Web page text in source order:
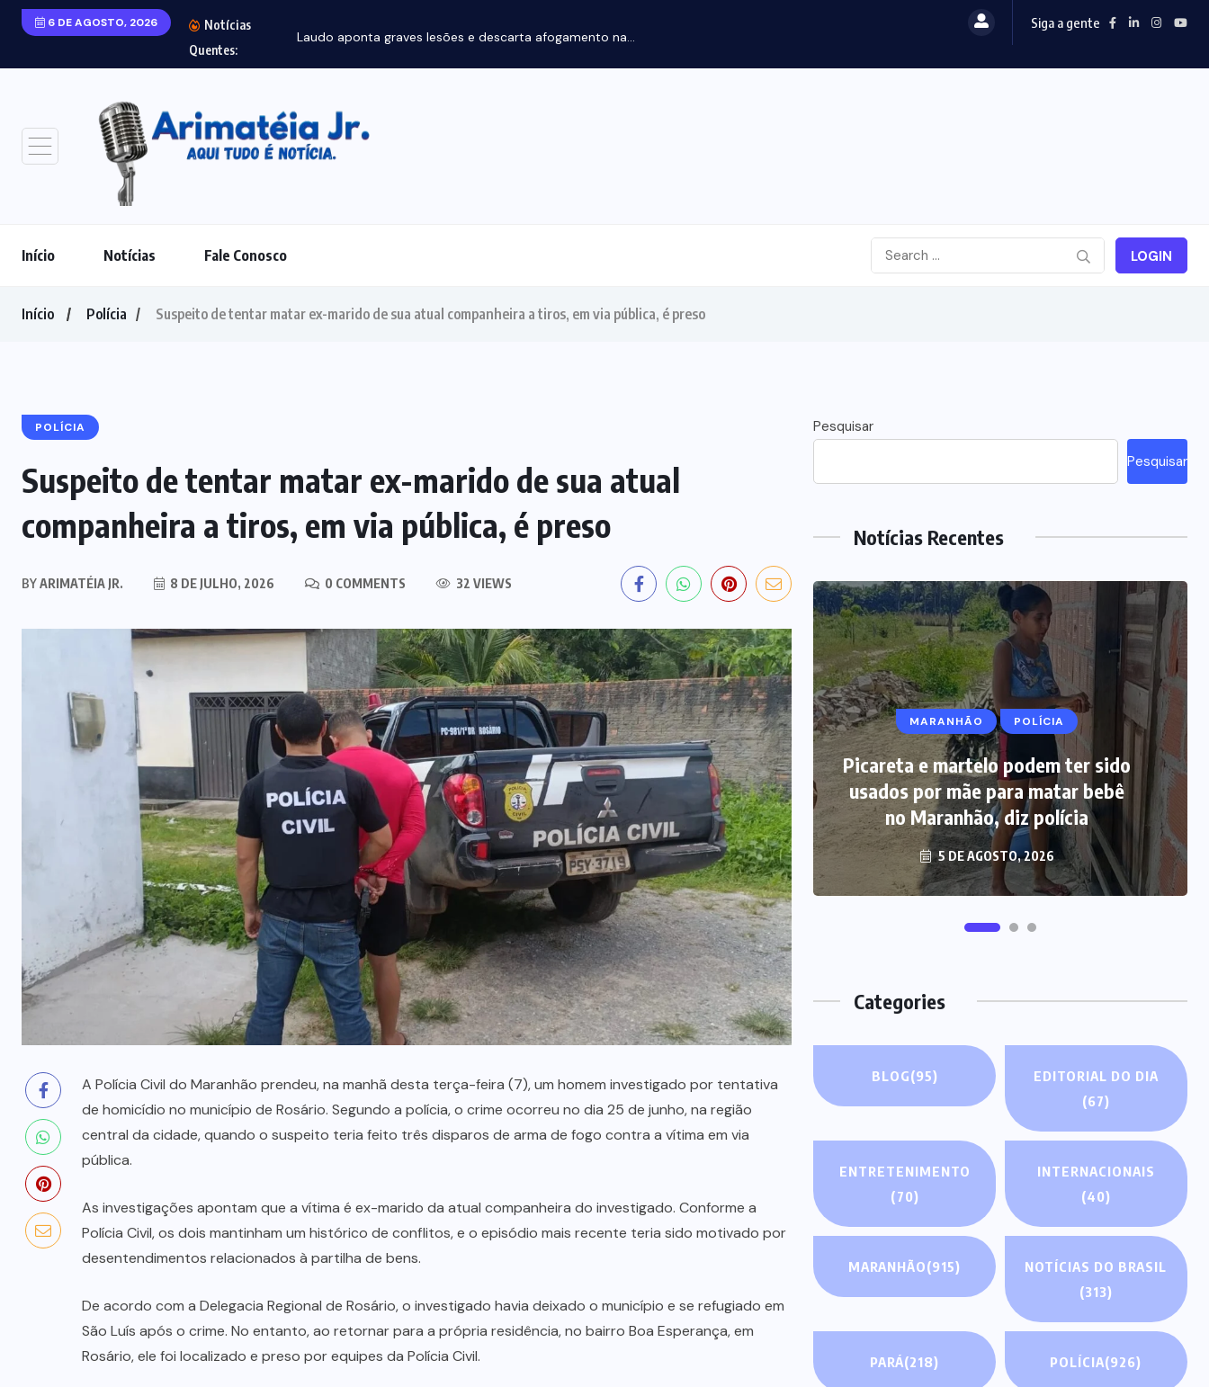
6 DE AGOSTO, 2026
Notícias
Quentes:
Laudo aponta graves lesões e descarta afogamento na...
Siga a gente
Início Notícias Fale Conosco LOGIN
Início Polícia Suspeito de tentar matar ex-marido de sua atual companheira a tiros, em via pública, é preso
POLÍCIA
Suspeito de tentar matar ex-marido de sua atual
companheira a tiros, em via pública, é preso
BYARIMATÉIA JR. 8 DE JULHO, 2026 0 COMMENTS 32 VIEWS
A Polícia Civil do Maranhão prendeu, na manhã desta terça-feira (7), um homem investigado por tentativa
de homicídio no município de Rosário. Segundo a polícia, o crime ocorreu no dia 25 de junho, na região
central da cidade, quando o suspeito teria feito três disparos de arma de fogo contra a vítima em via
pública.
As investigações apontam que a vítima é ex-marido da atual companheira do investigado. Conforme a
Polícia Civil, os dois mantinham um histórico de conflitos, e o episódio mais recente teria sido motivado por
desentendimentos relacionados à partilha de bens.
De acordo com a Delegacia Regional de Rosário, o investigado havia deixado o município e se refugiado em
São Luís após o crime. No entanto, ao retornar para a própria residência, no bairro Boa Esperança, em
Rosário, ele foi localizado e preso por equipes da Polícia Civil.
Pesquisar
Pesquisar
Notícias Recentes
NOTÍCIAS DO BRASIL
Mega-Sena acumula e vai a R$ 150
milhões
5 DE AGOSTO, 2026
POLÍCIA TOCANTINS
Laudo aponta graves lesões e
descarta afogamento na morte de
menino de 3 anos
5 DE AGOSTO, 2026
MARANHÃO POLÍCIA
Picareta e martelo podem ter sido
usados por mãe para matar bebê
no Maranhão, diz polícia
5 DE AGOSTO, 2026
Categories
BLOG(95)
EDITORIAL DO DIA
(67)
ENTRETENIMENTO
(70)
INTERNACIONAIS
(40)
MARANHÃO(915)
NOTÍCIAS DO BRASIL
(313)
PARÁ(218) POLÍCIA(926)